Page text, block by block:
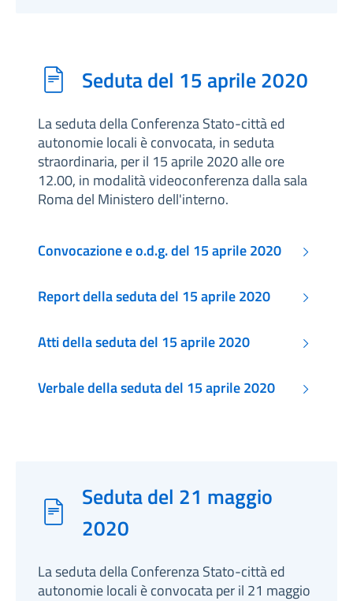
Seduta del 15 aprile 2020
La seduta della Conferenza Stato-città ed
autonomie locali è convocata, in seduta
straordinaria, per il 15 aprile 2020 alle ore
12.00, in modalità videoconferenza dalla sala
Roma del Ministero dell'interno.
Convocazione e o.d.g. del 15 aprile 2020
Report della seduta del 15 aprile 2020
Atti della seduta del 15 aprile 2020
Verbale della seduta del 15 aprile 2020
Seduta del 21 maggio
2020
La seduta della Conferenza Stato-città ed
autonomie locali è convocata per il 21 maggio